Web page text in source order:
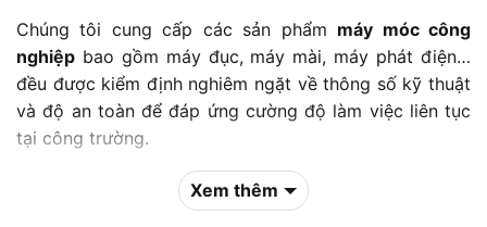
Chúng tôi cung cấp các sản phẩm máy móc công
nghiệp bao gồm máy đục, máy mài, máy phát điện…
đều được kiểm định nghiêm ngặt về thông số kỹ thuật
và độ an toàn để đáp ứng cường độ làm việc liên tục
tại công trường.
Bên cạnh đó, các dòngđồ gia dụng
máy rửa xe hay quạt dùng pin cũng được cung cấp với
Xem thêm